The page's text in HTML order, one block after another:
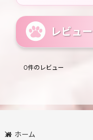
レビュー
0件のレビュー
ホーム